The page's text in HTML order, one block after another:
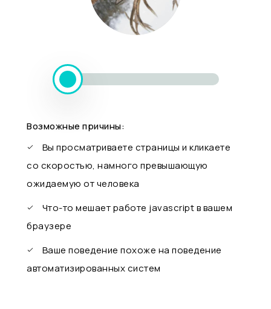
Возможные причины:
Вы просматриваете страницы и кликаете
со скоростью, намного превышающую
ожидаемую от человека
Что-то мешает работе javascript в вашем
браузере
Ваше поведение похоже на поведение
автоматизированных систем